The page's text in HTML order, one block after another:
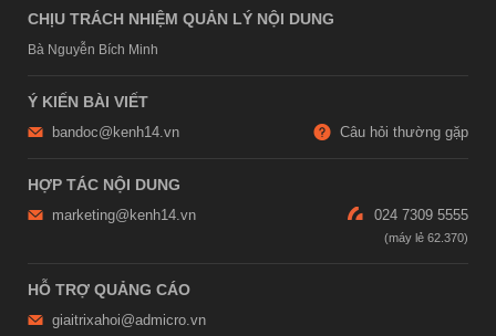
CHỊU TRÁCH NHIỆM QUẢN LÝ NỘI DUNG
Bà Nguyễn Bích Minh
Ý KIẾN BÀI VIẾT
bandoc@kenh14.vn Câu hỏi thường gặp
HỢP TÁC NỘI DUNG
marketing@kenh14.vn 024 7309 5555
HỖ TRỢ QUẢNG CÁO
giaitrixahoi@admicro.vn